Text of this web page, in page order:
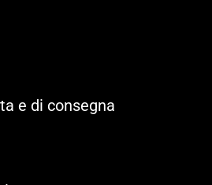
e di consegna